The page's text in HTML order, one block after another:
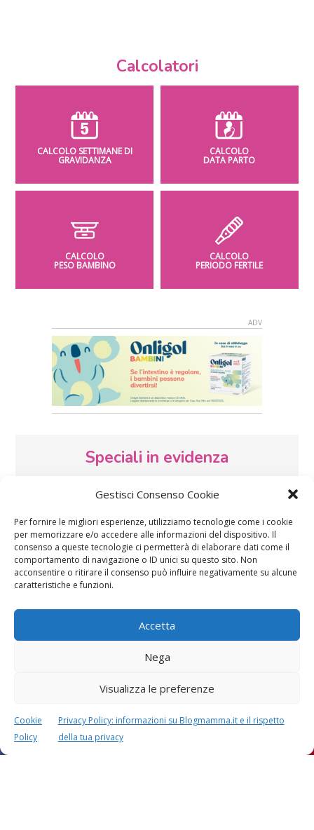
Gestisci Consenso Cookie
Per fornire le migliori esperienze, utilizziamo tecnologie come i cookie
per memorizzare e/o accedere alle informazioni del dispositivo. Il
consenso a queste tecnologie ci permetterà di elaborare dati come il
comportamento di navigazione o ID unici su questo sito. Non
acconsentire o ritirare il consenso può influire negativamente su alcune
caratteristiche e funzioni.
Accetta
Nega
Visualizza le preferenze
Cookie
Policy
Privacy Policy: informazioni su Blogmamma.it e il rispetto
della tua privacy
Calcolatori
CALCOLO SETTIMANE DI
GRAVIDANZA
CALCOLO
DATA PARTO
CALCOLO
PESO BAMBINO
CALCOLO
PERIODO FERTILE
Speciali in evidenza
Vaccini SOS Pediatra
Festa della mamma:
d’auguri, filastrocche
Le settimane di